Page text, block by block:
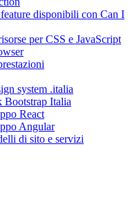
disponibili con Can I
per CSS e JavaScript
system .italia
Bootstrap Italia
React
Angular
di sito e servizi